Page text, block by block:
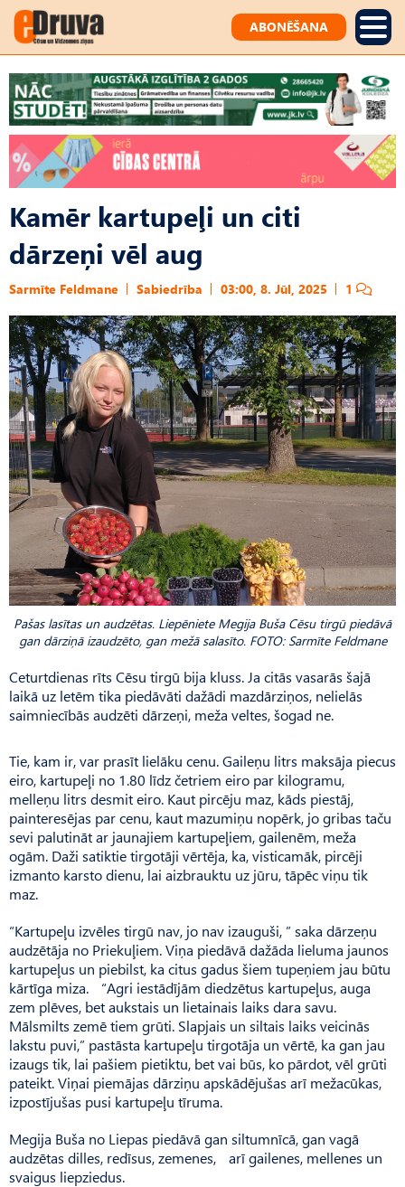
ABONĒŠANA
Kamēr kartupeļi un citi
dārzeņi vēl aug
Sarmīte Feldmane Sabiedrība 03:00, 8. Jūl, 2025 1
Pašas lasītas un audzētas. Liepēniete Megija Buša Cēsu tirgū piedāvā
gan dārziņā izaudzēto, gan mežā salasīto. FOTO: Sarmīte Feldmane
Ceturtdienas rīts Cēsu tirgū bija kluss. Ja citās vasarās šajā
laikā uz letēm tika piedāvāti dažādi mazdārziņos, nelielās
saimniecībās audzēti dārzeņi, meža veltes, šogad ne.
Tie, kam ir, var prasīt lielāku cenu. Gaileņu litrs maksāja piecus
eiro, kartupeļi no 1.80 līdz četriem eiro par kilogramu,
melleņu litrs desmit eiro. Kaut pircēju maz, kāds piestāj,
painteresējas par cenu, kaut mazumiņu nopērk, jo gribas taču
sevi palutināt ar jaunajiem kartupeļiem, gailenēm, meža
ogām. Daži satiktie tirgotāji vērtēja, ka, visticamāk, pircēji
izmanto karsto dienu, lai aizbrauktu uz jūru, tāpēc viņu tik
maz.
“Kartupeļu izvēles tirgū nav, jo nav izauguši, ” saka dārzeņu
audzētāja no Priekuļiem. Viņa piedāvā dažāda lieluma jaunos
kartupeļus un piebilst, ka citus gadus šiem tupeņiem jau būtu
kārtīga miza. “Agri iestādījām diedzētus kartupeļus, auga
zem plēves, bet aukstais un lietainais laiks dara savu.
Mālsmilts zemē tiem grūti. Slapjais un siltais laiks veicinās
lakstu puvi,” pastāsta kartupeļu tirgotāja un vērtē, ka gan jau
izaugs tik, lai pašiem pietiktu, bet vai būs, ko pārdot, vēl grūti
pateikt. Viņai piemājas dārziņu apskādējušas arī mežacūkas,
izpostījušas pusi kartupeļu tīruma.
Megija Buša no Liepas piedāvā gan siltumnīcā, gan vagā
audzētas dilles, redīsus, zemenes, arī gailenes, mellenes un
svaigus liepziedus.